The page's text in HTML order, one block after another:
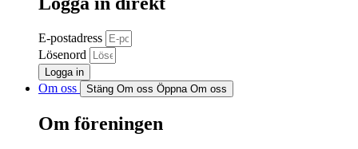
E-postadress
Lösenord
Logga in
Om oss Stäng Om oss Öppna Om oss
Om föreningen